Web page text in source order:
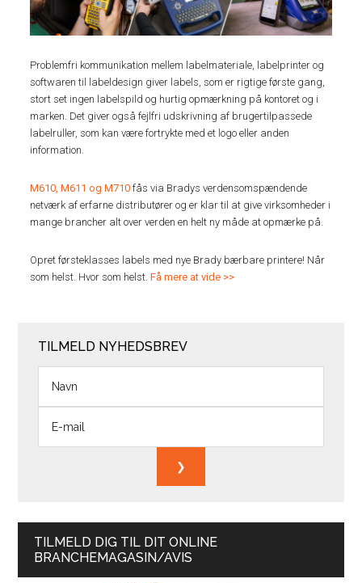
Problemfri kommunikation mellem labelmateriale, labelprinter og
softwaren til labeldesign giver labels, som er rigtige første gang,
stort set ingen labelspild og hurtig opmærkning på kontoret og i
marken. Det giver også fejlfri udskrivning af brugertilpassede
labelruller, som kan være fortrykte med et logo eller anden
information.
M610, M611 og M710 fås via Bradys verdensomspændende
netværk af erfarne distributører og er klar til at give virksomheder i
mange brancher alt over verden en helt ny måde at opmærke på.
Opret førsteklasses labels med nye Brady bærbare printere! Når
som helst. Hvor som helst.Få mere at vide >>
TILMELD NYHEDSBREV
TILMELD DIG TIL DIT ONLINE
BRANCHEMAGASIN/AVIS